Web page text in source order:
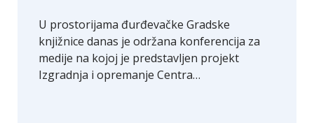
U prostorijama đurđevačke Gradske
knjižnice danas je održana konferencija za
medije na kojoj je predstavljen projekt
Izgradnja i opremanje Centra…